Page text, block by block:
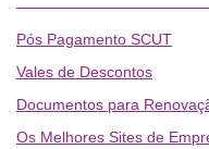
Pós Pagamento SCUT
Vales de Descontos
Documentos para
Os Melhores Sites de